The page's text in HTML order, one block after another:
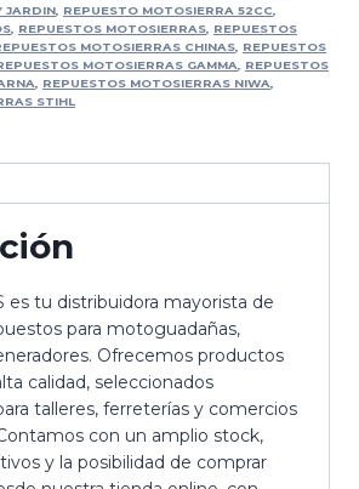
JARDIN
REPUESTO MOTOSIERRA 52CC
REPUESTOS MOTOSIERRAS
REPUESTOS
MOTOSIERRAS CHINAS
REPUESTOS
MOTOSIERRAS GAMMA
REPUESTOS
REPUESTOS MOTOSIERRAS NIWA
STIHL
es tu distribuidora mayorista de
para motoguadañas,
Ofrecemos productos
calidad, seleccionados
talleres, ferreterías y comercios
con un amplio stock,
y la posibilidad de comprar